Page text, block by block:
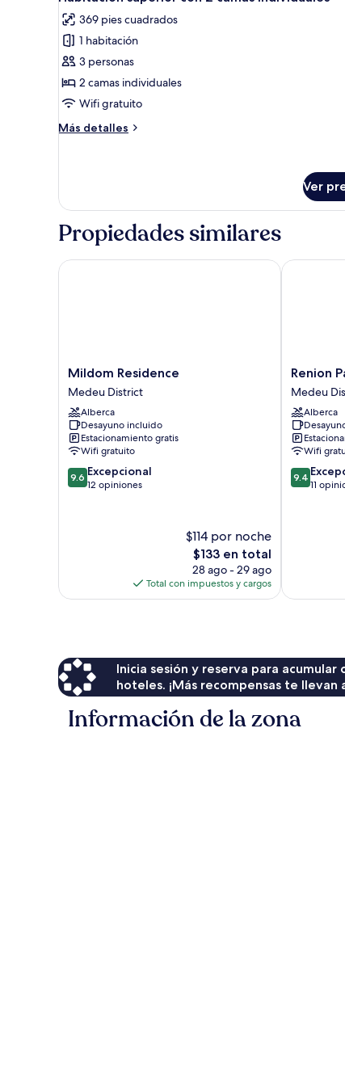
todas
las
fotos
de
Habitación
superior
2
369 pies cuadrados
1 habitación
3 personas
2 camas individuales
Wifi gratuito
Más detalles
Más
con
camas
individuales
Ver
Propiedades similares
Mildom
Residence
Medeu
District
Mildom Residence
Medeu District
Alberca
Desayuno incluido
Estacionamiento gratis
Wifi gratuito
9.6
de
9.6 Excepcional
12 opiniones
$114 por noche
El
precio
actual
es
$133 en total
28 ago - 29 ago
Total con impuestos y cargos
Mildom Residence
Renion
Park
Hotel
Medeu
District
Renion
Medeu
Alberca
Wifi
9.4
de
9.4
11
Renion
Inicia sesión y reserva para
hoteles. ¡Más recompensas te llevan
Información de la zona